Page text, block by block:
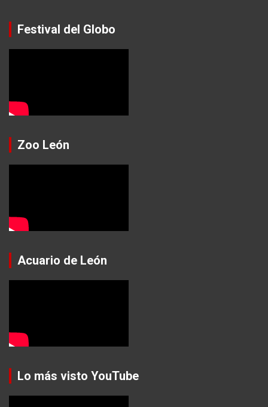
Festival del Globo
Zoo León
Acuario de León
Lo más visto YouTube